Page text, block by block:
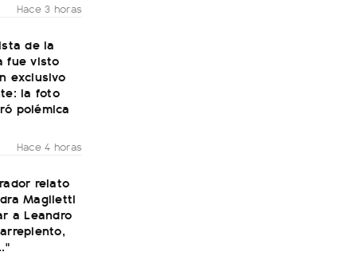
Hace 3 horas
de la
fue visto
exclusivo
la foto
polémica
Hace 4 horas
relato
Maglietti
a Leandro